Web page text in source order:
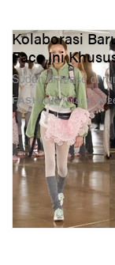
FASHION
Kolaborasi
Face Ini
Sudah di-tease di
Mar 6,